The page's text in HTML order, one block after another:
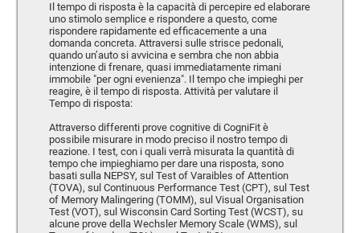
Il tempo di risposta è la capacità di percepire ed elaborare
uno stimolo semplice e rispondere a questo, come
rispondere rapidamente ed efficacemente a una
domanda concreta. Attraversi sulle strisce pedonali,
quando un’auto si avvicina e sembra che non abbia
intenzione di frenare, quasi immediatamente rimani
immobile "per ogni evenienza". Il tempo che impieghi per
reagire, è il tempo di risposta. Attività per valutare il
Tempo di risposta:
Attraverso differenti prove cognitive di CogniFit è
possibile misurare in modo preciso il nostro tempo di
reazione. I test, con i quali verrà misurata la quantità di
tempo che impieghiamo per dare una risposta, sono
basati sulla NEPSY, sul Test of Varaibles of Attention
(TOVA), sul Continuous Performance Test (CPT), sul Test
of Memory Malingering (TOMM), sul Visual Organisation
Test (VOT), sul Wisconsin Card Sorting Test (WCST), su
alcune prove della Wechsler Memory Scale (WMS), sul